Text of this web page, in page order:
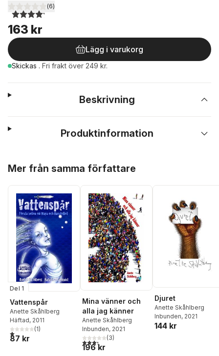
4,2utav 5 stjärnor. Totalt antal röster:
(6)
163 kr
Lägg i varukorg
Skickas . Fri frakt över 249 kr.
Beskrivning
Produktinformation
Mer från samma författare
Del 1
Vattenspår
Anette Skåhlberg
Häftad, 2011
1,0utav 5 stjärnor. Totalt antal röster:
(1)
87 kr
Mina vänner och
alla jag känner
Anette Skåhlberg
Inbunden, 2021
3,3utav 5 stjärnor. Totalt antal röster:
(3)
196 kr
Djuret
Anette Skåhlberg
Inbunden, 2021
144 kr